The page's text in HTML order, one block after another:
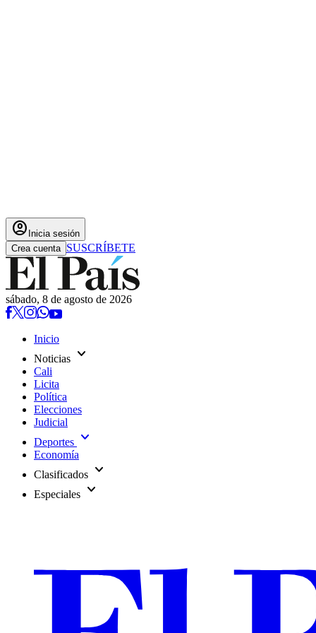
account_circle Inicia sesión
Crea cuenta SUSCRÍBETE
sábado, 8 de agosto de 2026
Inicio
Noticias expand_more
Cali
Licita
Política
Elecciones
Judicial
Deportes expand_more
Economía
Clasificados expand_more
Especiales expand_more